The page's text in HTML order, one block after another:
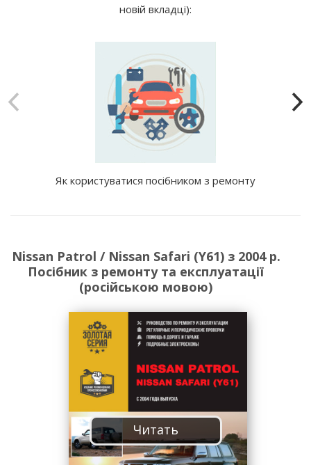
новій вкладці):
Як користуватися посібником з ремонту
Nissan Patrol / Nissan Safari (Y61) з 2004 р.
Посібник з ремонту та експлуатації
(російською мовою)
Читать